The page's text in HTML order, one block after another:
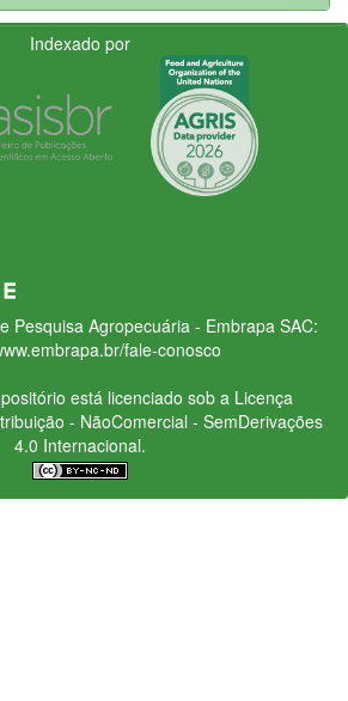
Indexado por
Pesquisa Agropecuária - Embrapa SAC:
fale-conosco
está licenciado sob a Licença
- NãoComercial - SemDerivações
4.0 Internacional.